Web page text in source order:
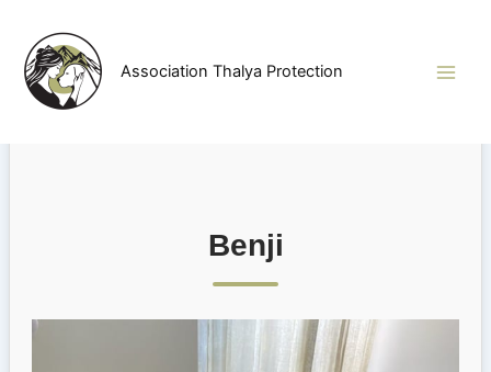
contenu
Association Thalya Protection
Benji